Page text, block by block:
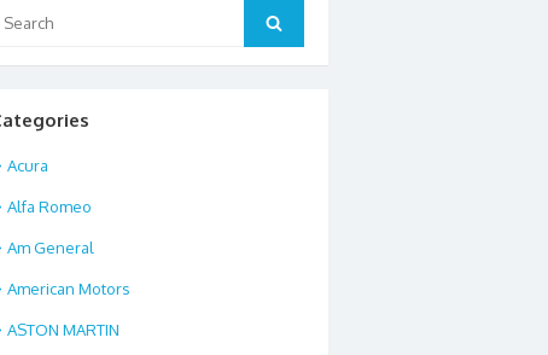
for:
Search
Acura
Alfa Romeo
Am General
American Motors
ASTON MARTIN